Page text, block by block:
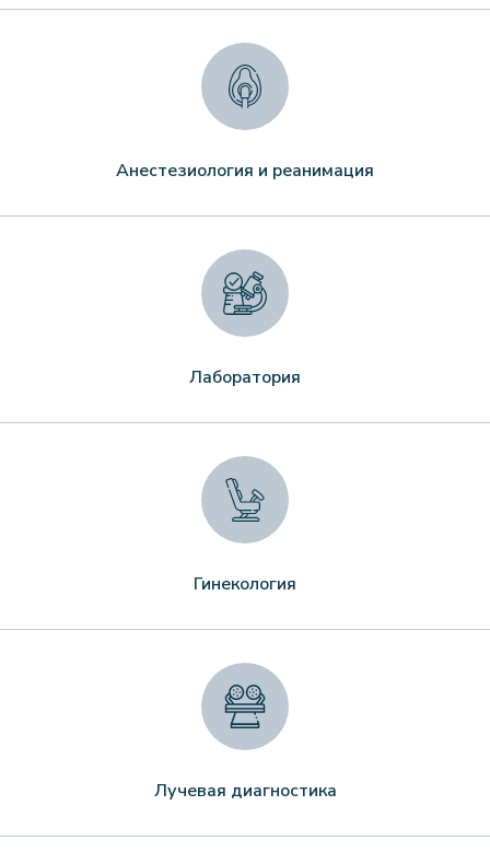
Анестезиология и реанимация
Лаборатория
Гинекология
Лучевая диагностика